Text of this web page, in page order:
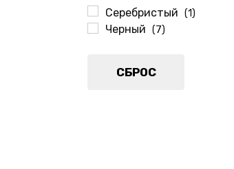
Серебристый (1)
Черный (7)
СБРОС